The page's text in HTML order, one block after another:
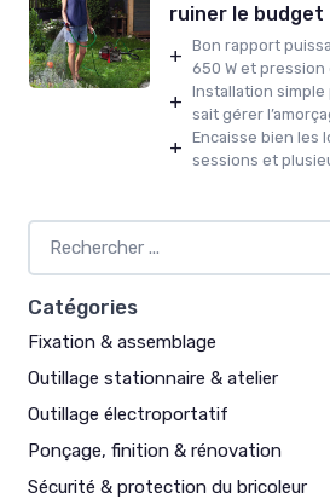
ruiner le budget
+ Bon rapport
650 W et pression
+ Installation simple
sait gérer
+ Encaisse bien les
sessions et
Catégories
Fixation & assemblage
Outillage stationnaire & atelier
Outillage électroportatif
Ponçage, finition & rénovation
Sécurité & protection du bricoleur